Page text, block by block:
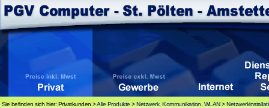
Sie befinden sich hier: Privatkunden >Alle Produkte >Netzwerk, Kommunikation, WLAN>